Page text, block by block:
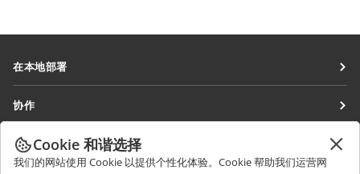
在本地部署
协作空间
工作区
协作
针对翻译人员
获取最新资讯
博客
Cookie 和谐选择
我们的网站使用 Cookie 以提供个性化体验。Cookie 帮助我们运营网